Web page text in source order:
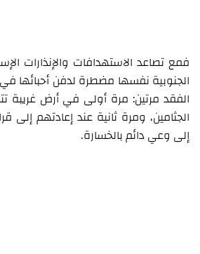
فمع تصاعد الاستهدافات والإنذارات
الجنوبية نفسها مضطرة لدفن أحبائها
الفقد مرتين: مرة أولى في أرض غريبة
الجثامين، ومرة ثانية عند إعادتهم إلى
إلى وعي دائم بالخسارة.